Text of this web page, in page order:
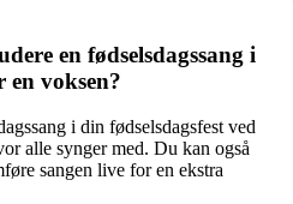
en fødselsdagssang i
en voksen?
i din fødselsdagsfest ved
alle synger med. Du kan også
sangen live for en ekstra